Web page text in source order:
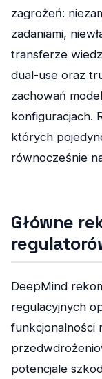
zagrożeń:
zadaniami,
transferze
dual-use oraz
zachowań
konfiguracjach.
których
równocześnie
Główne
DeepMind
regulacyjnych
funkcjonalności
potencjale